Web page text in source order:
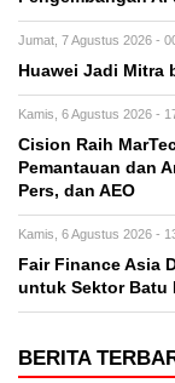
Jumat, 7 Agustus 2026 -
Huawei Jadi Mitra
Kamis, 6 Agustus 2026 -
Cision Raih
Pemantauan dan
Pers, dan AEO
Kamis, 6 Agustus 2026 -
Fair Finance Asia
untuk Sektor Batu
BERITA